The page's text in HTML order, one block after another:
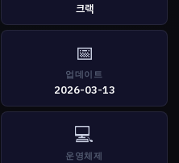
크랙
📅
업데이트
2026-03-13
💻
운영체제